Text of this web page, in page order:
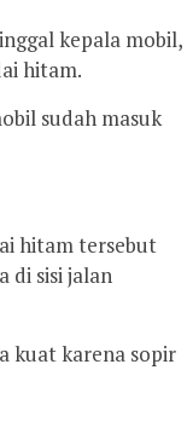
kepala mobil,
hitam.
sudah masuk
hitam tersebut
di sisi jalan
kuat karena sopir